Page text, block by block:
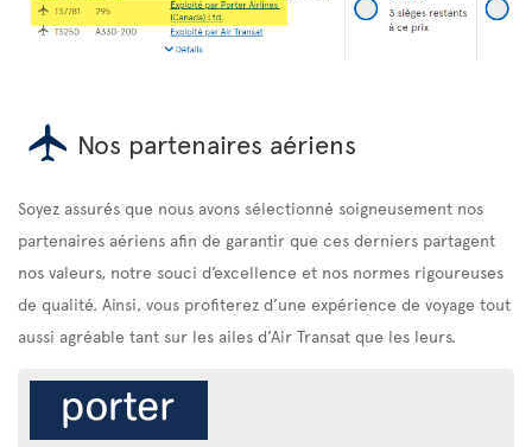
Nos partenaires aériens
Soyez assurés que nous avons sélectionné soigneusement nos
partenaires aériens afin de garantir que ces derniers partagent
nos valeurs, notre souci d’excellence et nos normes rigoureuses
de qualité. Ainsi, vous profiterez d’une expérience de voyage tout
aussi agréable tant sur les ailes d’Air Transat que les leurs.